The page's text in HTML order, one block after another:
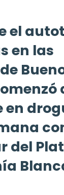
el
en las
en
del